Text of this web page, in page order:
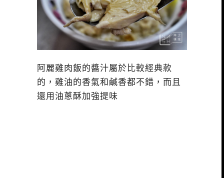
阿麗雞肉飯的醬汁屬於比較經典款
的，雞油的香氣和鹹香都不錯，而且
還用油蔥酥加強提味